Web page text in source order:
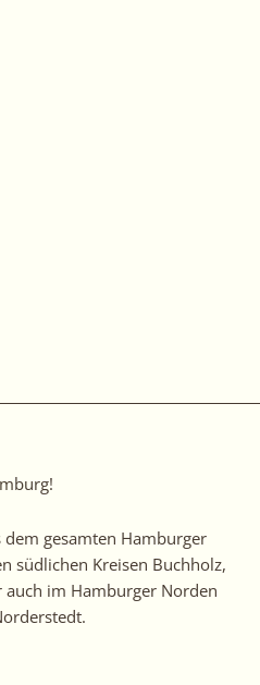
gesamten Hamburger
südlichen Kreisen Buchholz,
auch im Hamburger Norden